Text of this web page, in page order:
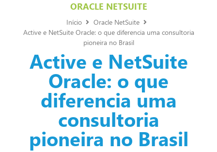
ORACLE NETSUITE
Início
Oracle NetSuite
Active e NetSuite Oracle: o que diferencia uma consultoria
pioneira no Brasil
Active e NetSuite
Oracle: o que
diferencia uma
consultoria
pioneira no Brasil